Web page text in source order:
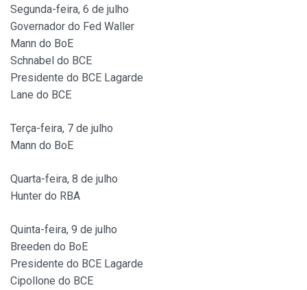
Segunda-feira, 6 de julho
Governador do Fed Waller
Mann do BoE
Schnabel do BCE
Presidente do BCE Lagarde
Lane do BCE
Terça-feira, 7 de julho
Mann do BoE
Quarta-feira, 8 de julho
Hunter do RBA
Quinta-feira, 9 de julho
Breeden do BoE
Presidente do BCE Lagarde
Cipollone do BCE